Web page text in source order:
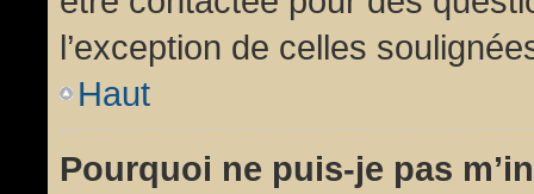
l’exception de celles
Haut
Pourquoi ne puis-je pas